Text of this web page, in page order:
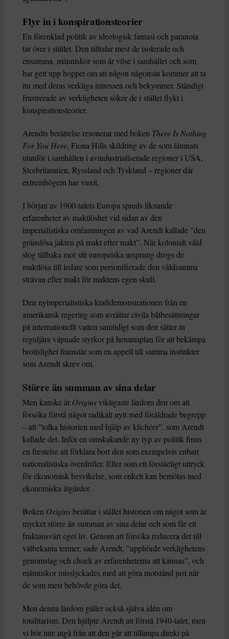
Flyr in i konspirationsteorier
En förenklad politik av ideologisk fantasi och paranoia
tar över i stället. Den tilltalar mest de isolerade och
ensamma, människor som är vilse i samhället och som
har gett upp hoppet om att någon någonsin kommer att ta
itu med deras verkliga intressen och bekymmer. Ständigt
frustrerade av verkligheten söker de i stället flykt i
konspirationsteorier.
Arendts berättelse resonerar med boken There Is Nothing
For You Here, Fiona Hills skildring av de som lämnats
utanför i samhällen i avindustrialiserade regioner i USA,
Storbritannien, Ryssland och Tyskland – regioner där
extremhögern har vuxit.
I början av 1900-talets Europa spreds liknande
erfarenheter av maktlöshet vid sidan av den
imperialistiska omfamningen av vad Arendt kallade ”den
gränslösa jakten på makt efter makt”. När kolonialt våld
slog tillbaka mot sitt europeiska ursprung drogs de
maktlösa till ledare som personifierade den våldsamma
strävan efter makt för maktens egen skull.
Den nyimperialistiska kraftdemonstrationen från en
amerikansk regering som avrättar civila båtbesättningar
på internationellt vatten samtidigt som den sätter in
reguljära väpnade styrkor på hemmaplan för att bekämpa
brottslighet framstår som en appell till samma instinkter
som Arendt skrev om.
Större än summan av sina delar
Men kanske är Origins viktigaste lärdom den om att
försöka förstå något radikalt nytt med föråldrade begrepp
– att ”tolka historien med hjälp av klichéer”, som Arendt
kallade det. Inför en omskakande ny typ av politik finns
en frestelse att förklara bort den som exempelvis enbart
nationalistiska överdrifter. Eller som ett förståeligt uttryck
för ekonomisk besvikelse, som enkelt kan bemötas med
ekonomiska åtgärder.
Boken Originsberättar i stället historien om något som är
mycket större än summan av sina delar och som får ett
fruktansvärt eget liv. Genom att försöka reducera det till
välbekanta termer, sade Arendt, ”upphörde verklighetens
genomslag och chock av erfarenheterna att kännas”, och
människor misslyckades med att göra motstånd just när
de som mest behövde göra det.
Men denna lärdom gäller också själva idén om
totalitarism. Den hjälpte Arendt att förstå 1940-talet, men
vi bör inte utgå från att den går att tillämpa direkt på